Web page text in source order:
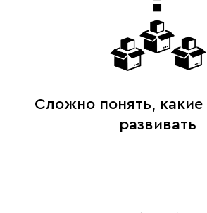
Сложно понять,
развивать